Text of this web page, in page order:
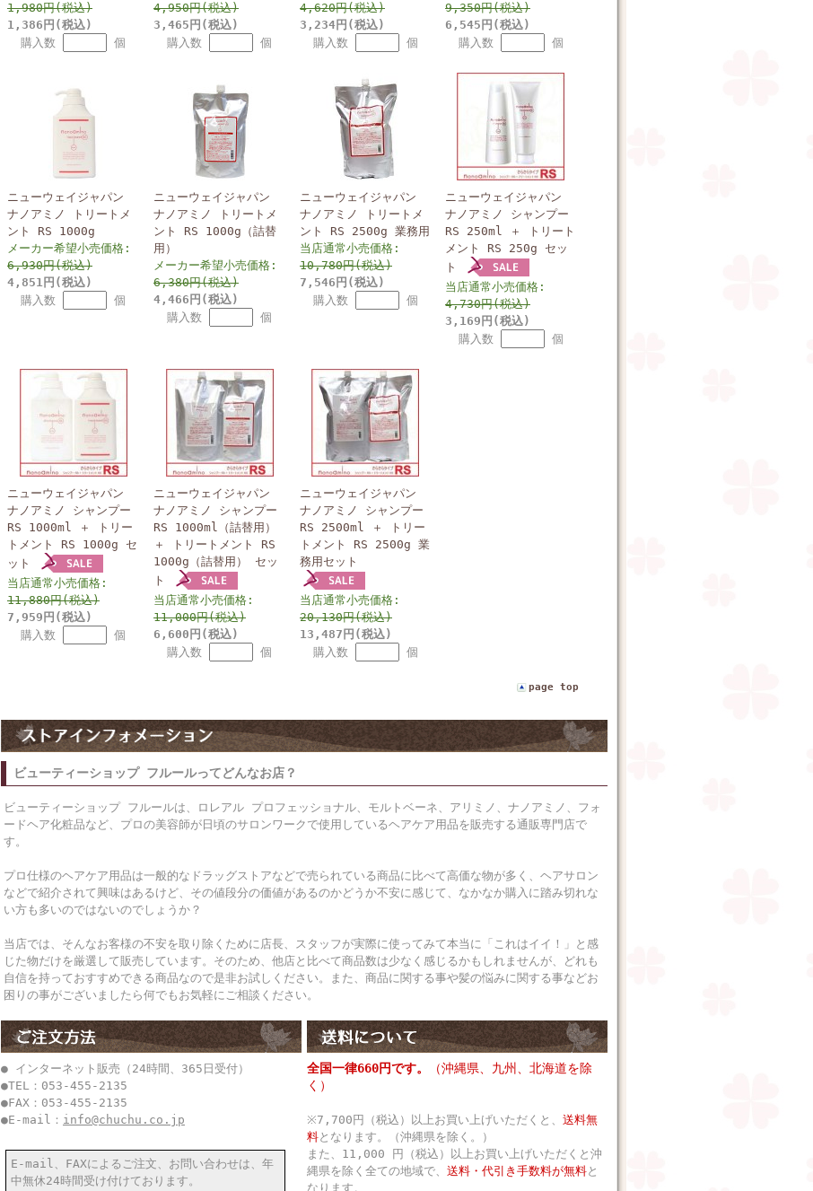
1,980円(税込)
1,386円(税込)
購入数
個
4,950円(税込)
3,465円(税込)
購入数
個
4,620円(税込)
3,234円(税込)
購入数
個
9,350円(税込)
6,545円(税込)
購入数
個
ニューウェイジャパン
ナノアミノ トリートメ
ント RS 1000g
メーカー希望小売価格:
6,930円(税込)
4,851円(税込)
購入数
個
ニューウェイジャパン
ナノアミノ トリートメ
ント RS 1000g（詰替
用）
メーカー希望小売価格:
6,380円(税込)
4,466円(税込)
購入数
個
ニューウェイジャパン
ナノアミノ トリートメ
ント RS 2500g 業務用
当店通常小売価格:
10,780円(税込)
7,546円(税込)
購入数
個
ニューウェイジャパン
ナノアミノ シャンプー
RS 250ml ＋ トリート
メント RS 250g セッ
ト
当店通常小売価格:
4,730円(税込)
3,169円(税込)
購入数
個
ニューウェイジャパン
ナノアミノ シャンプー
RS 1000ml ＋ トリー
トメント RS 1000g セ
ット
当店通常小売価格:
11,880円(税込)
7,959円(税込)
購入数
個
ニューウェイジャパン
ナノアミノ シャンプー
RS 1000ml（詰替用）
＋ トリートメント RS
1000g（詰替用） セッ
ト
当店通常小売価格:
11,000円(税込)
6,600円(税込)
購入数
個
ニューウェイジャパン
ナノアミノ シャンプー
RS 2500ml ＋ トリー
トメント RS 2500g 業
務用セット
当店通常小売価格:
20,130円(税込)
13,487円(税込)
購入数
個
page top
ビューティーショップ フルールってどんなお店？
ビューティーショップ フルールは、ロレアル プロフェッショナル、モルトベーネ、アリミノ、ナノアミノ、フォ
ードヘア化粧品など、プロの美容師が日頃のサロンワークで使用しているヘアケア用品を販売する通販専門店で
す。
プロ仕様のヘアケア用品は一般的なドラッグストアなどで売られている商品に比べて高価な物が多く、ヘアサロン
などで紹介されて興味はあるけど、その値段分の価値があるのかどうか不安に感じて、なかなか購入に踏み切れな
い方も多いのではないのでしょうか？
当店では、そんなお客様の不安を取り除くために店長、スタッフが実際に使ってみて本当に「これはイイ！」と感
じた物だけを厳選して販売しています。そのため、他店と比べて商品数は少なく感じるかもしれませんが、どれも
自信を持っておすすめできる商品なので是非お試しください。また、商品に関する事や髪の悩みに関する事などお
困りの事がございましたら何でもお気軽にご相談ください。
● インターネット販売（24時間、365日受付）
●TEL：053-455-2135
●FAX：053-455-2135
●E-mail： info@chuchu.co.jp
E-mail、FAXによるご注文、お問い合わせは、年
中無休24時間受け付けております。
全国一律660円です。
（沖縄県、九州、北海道を除
く）
※7,700円（税込）以上お買い上げいただくと、 送料無
料となります。（沖縄県を除く。）
また、11,000 円（税込）以上お買い上げいただくと沖
縄県を除く全ての地域で、 送料・代引き手数料が無料と
なります。